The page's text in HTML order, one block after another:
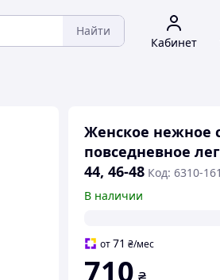
Найти
Кабинет
Женское нежное
повседневное
44, 46-48 Код: 6310-
В наличии
от71 ₴/мес
710